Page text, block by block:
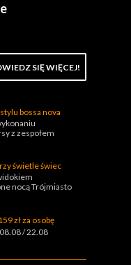
zł za osobę
bossa nova
z zespołem
świetle świec
nocą Trójmiasto
SIĘ WIĘCEJ!
/ 22.08